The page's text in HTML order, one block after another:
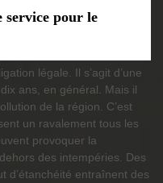
service pour le
légale. Il s’agit d’une
ans, en général. Mais il
de la région. C’est
un ravalement tous les
provoquer la
des intempéries. Des
d’étanchéité entraînent des